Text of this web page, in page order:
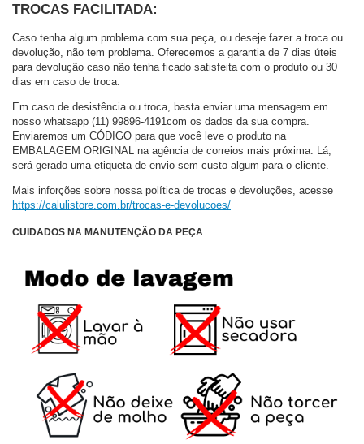
TROCAS FACILITADA:
Caso tenha algum problema com sua peça, ou deseje fazer a troca ou
devolução, não tem problema. Oferecemos a garantia de 7 dias úteis
para devolução caso não tenha ficado satisfeita com o produto ou 30
dias em caso de troca.
nosso whatsapp (11) 99896-4191 com os dados da sua compra.
Enviaremos um CÓDIGO para que você leve o produto na
EMBALAGEM ORIGINAL na agência de correios mais próxima. Lá,
será gerado uma etiqueta de envio sem custo algum para o cliente.
https://calulistore.com.br/trocas-e-devolucoes/
CUIDADOS NA MANUTENÇÃO DA PEÇA